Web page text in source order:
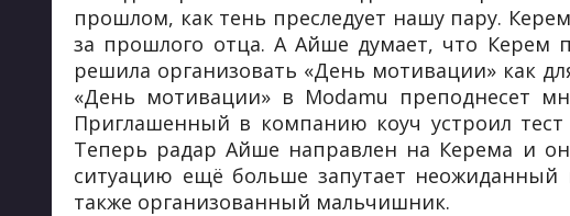
прошлом, как тень преследует нашу пару.
за прошлого отца. А Айше думает, что Керем
решила организовать «День мотивации» как
«День мотивации» в Modamu преподнесет
Приглашенный в компанию коуч устроил
Теперь радар Айше направлен на Керема и
ситуацию ещё больше запутает
также организованный мальчишник.